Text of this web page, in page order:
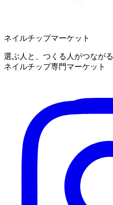
ネイルチップマーケット
選ぶ人と、つくる人がつながる
ネイルチップ専門マーケット